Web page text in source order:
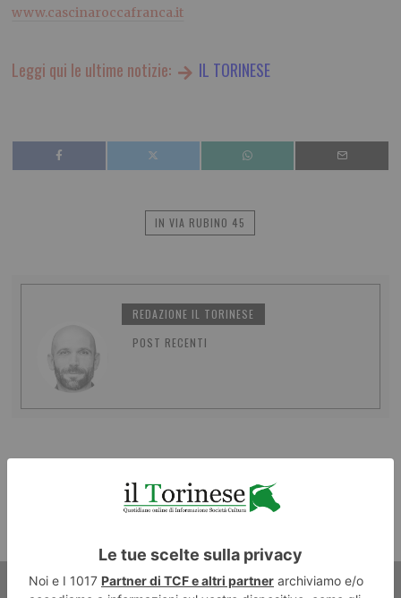
www.cascinaroccafranca.it
Leggi qui le ultime notizie: IL TORINESE
IN VIA RUBINO 45
REDAZIONE IL TORINESE
POST RECENTI